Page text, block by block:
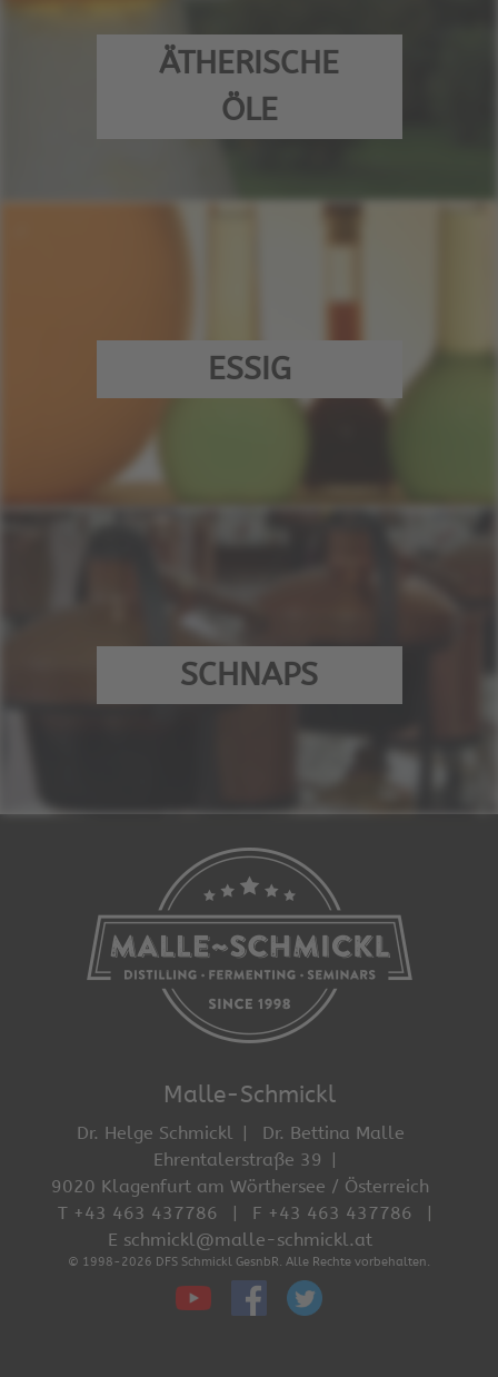
ÄTHERISCHE
ÖLE
ESSIG
SCHNAPS
Malle-Schmickl
Dr. Helge Schmickl
Dr. Bettina Malle
Ehrentalerstraße 39
9020 Klagenfurt am Wörthersee / Österreich
T +43 463 437786
F +43 463 437786
E schmickl@malle-schmickl.at
© 1998-2026 DFS Schmickl GesnbR. Alle Rechte vorbehalten.